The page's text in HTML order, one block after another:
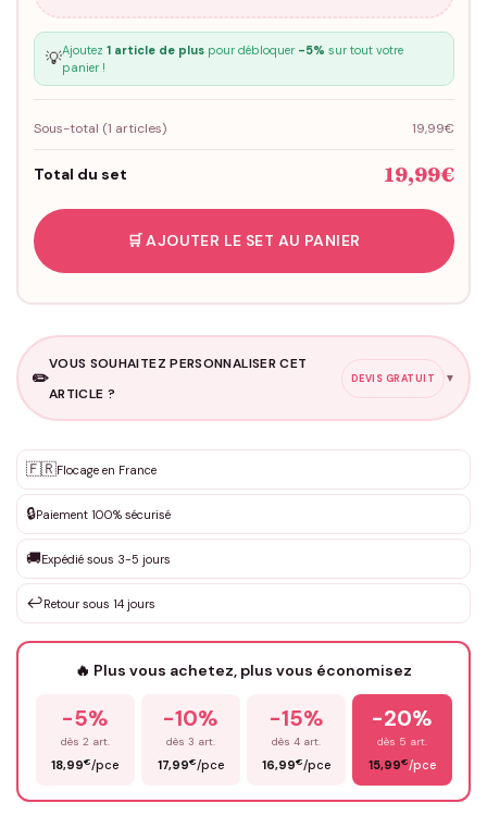
💡Ajoutez 1 article de pluspour débloquer -5% sur tout votre
panier !
Sous-total (1 articles) 19,99€
Total du set 19,99€
🛒 AJOUTER LE SET AU PANIER
✏️
VOUS SOUHAITEZ PERSONNALISER CET
ARTICLE ?
DEVIS GRATUIT ▼
✨ Personnalisation sur mesure
DEVIS GRATUIT · Personnalisation de 3 à 10€ selon la demande
Que souhaitez-vous ?*
Votre texte / idée*
Prénom*
🇫🇷Flocage en France
🔒Paiement 100% sécurisé
🚚Expédié sous 3-5 jours
↩️Retour sous 14 jours
🔥 Plus vous achetez, plus vous économisez
-5%
dès 2 art.
18,99€/pce
-10%
dès 3 art.
17,99€/pce
-15%
dès 4 art.
16,99€/pce
-20%
dès 5 art.
15,99€/pce